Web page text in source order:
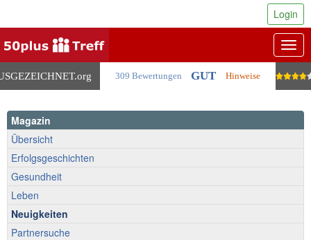
.org 309 Bewertungen GUT Hinweise
Login
Magazin
Übersicht
Erfolgsgeschichten
Gesundheit
Leben
Neuigkeiten
Partnersuche